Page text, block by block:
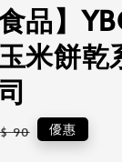
食品】
米餅
90 優惠